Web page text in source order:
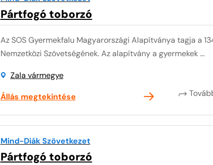
Pártfogó toborzó
Az SOS Gyermekfalu Magyarországi Alapítványa tagja a
Nemzetközi Szövetségének. Az alapítvány a gyermekek ...
Zala vármegye
Állás megtekintése
Mind-Diák Szövetkezet
Pártfogó toborzó